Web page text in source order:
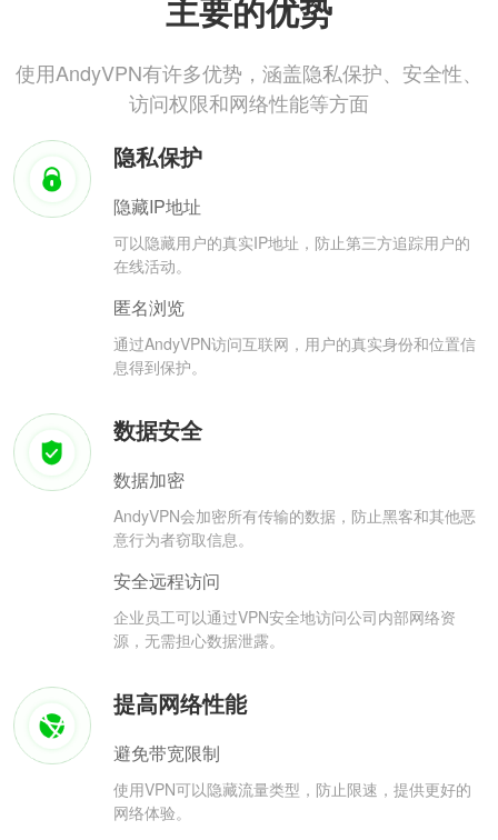
主要的优势
使用AndyVPN有许多优势，涵盖隐私保护、安全性、
访问权限和网络性能等方面
隐私保护
隐藏IP地址
可以隐藏用户的真实IP地址，防止第三方追踪用户的
在线活动。
匿名浏览
通过AndyVPN访问互联网，用户的真实身份和位置信
息得到保护。
数据安全
数据加密
AndyVPN会加密所有传输的数据，防止黑客和其他恶
意行为者窃取信息。
安全远程访问
企业员工可以通过VPN安全地访问公司内部网络资
源，无需担心数据泄露。
提高网络性能
避免带宽限制
使用VPN可以隐藏流量类型，防止限速，提供更好的
网络体验。